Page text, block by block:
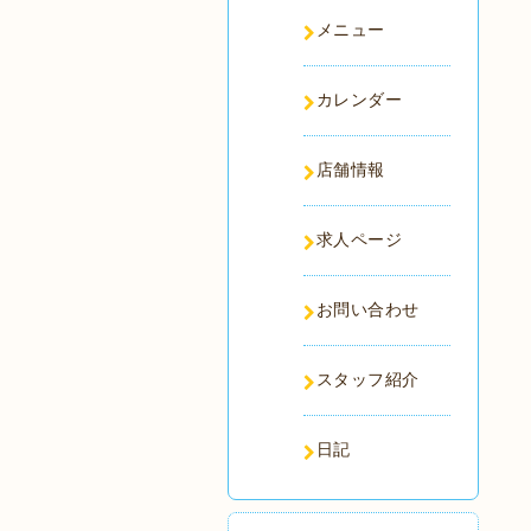
メニュー
カレンダー
店舗情報
求人ページ
お問い合わせ
スタッフ紹介
日記